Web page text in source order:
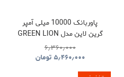
پاوربانک 10000 میلی آمپر
گرین لاین مدل GREEN LION
LUZERN GNLEZ10KPBBK
۶٫۳۶۰٫۰۰۰
۵٫۴۶۰٫۰۰۰تومان